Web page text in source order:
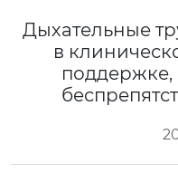
Дыхательные
в